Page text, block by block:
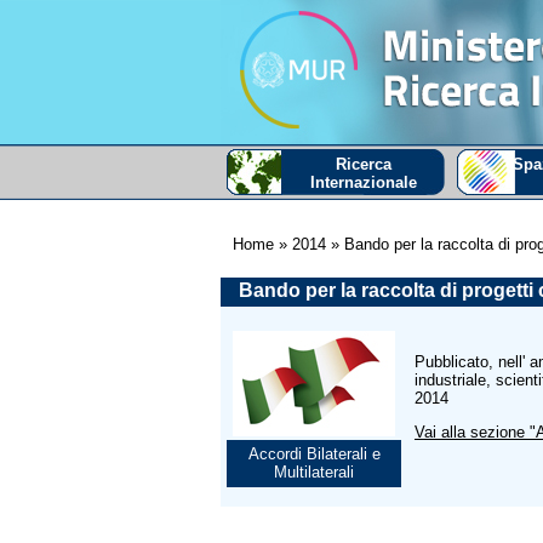
Ricerca
Internazionale
Home » 2014 » Bando per la raccolta di
Bando per la raccolta di progetti
Accordi Bilaterali e
Multilaterali
Pubblicato, nell'
industriale,
2014
Vai alla sezione